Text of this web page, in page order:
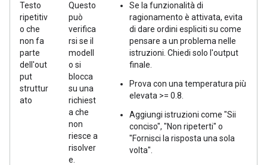
Testo
ripetitiv
o che
non fa
parte
dell'out
put
struttur
ato
Questo
può
verifica
rsi se il
modell
o si
blocca
su una
richiest
a che
non
riesce a
risolver
e.
Se la funzionalità di
ragionamento è attivata, evita
di dare ordini espliciti su come
pensare a un problema nelle
istruzioni. Chiedi solo l'output
finale.
Prova con una temperatura più
elevata >= 0.8.
Aggiungi istruzioni come "Sii
conciso", "Non ripeterti" o
"Fornisci la risposta una sola
volta".